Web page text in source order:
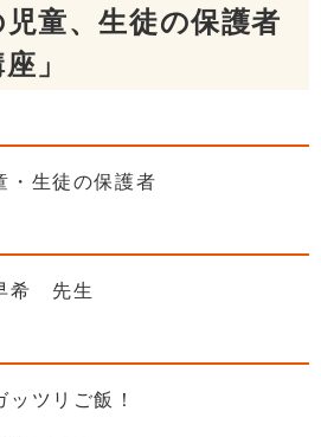
童、生徒の保護者
」
・生徒の保護者
希 先生
ツリご飯！